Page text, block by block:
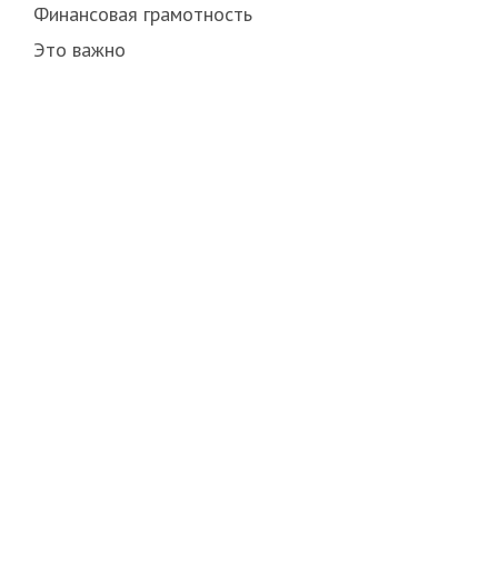
Финансовая грамотность
Это важно